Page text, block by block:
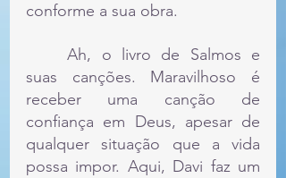
conforme a sua obra.
	Ah, o livro de Salmos e
suas canções. Maravilhoso é
receber uma canção de
confiança em Deus, apesar de
qualquer situação que a vida
possa impor. Aqui, Davi faz um